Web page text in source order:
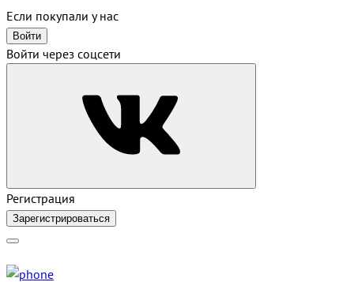
Если покупали у нас
Войти
Войти через соцсети
Регистрация
Зарегистрироваться